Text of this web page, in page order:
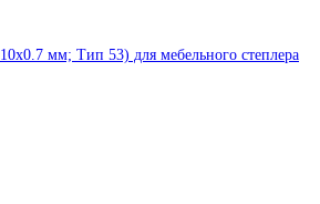
мм; Тип 53) для мебельного степлера